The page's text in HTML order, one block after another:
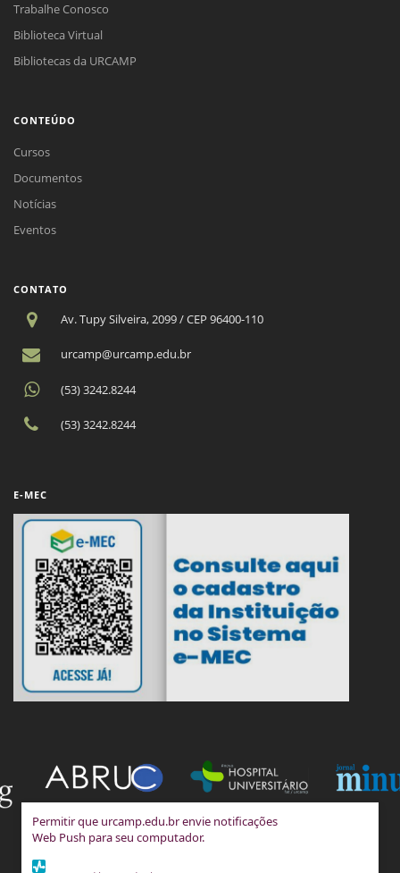
Permitir que urcamp.edu.br envie notificações
Web Push para seu computador.
Trabalhe Conosco
Biblioteca Virtual
Bibliotecas da URCAMP
CONTEÚDO
Cursos
Documentos
Notícias
Eventos
CONTATO
Av. Tupy Silveira, 2099 / CEP 96400-110
urcamp@urcamp.edu.br
(53) 3242.8244
(53) 3242.8244
E-MEC